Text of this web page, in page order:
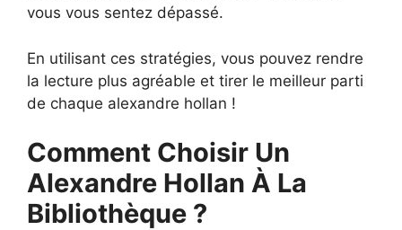
vous vous sentez dépassé.
En utilisant ces stratégies, vous pouvez rendre
la lecture plus agréable et tirer le meilleur parti
de chaque alexandre hollan !
Comment Choisir Un
Alexandre Hollan À La
Bibliothèque ?